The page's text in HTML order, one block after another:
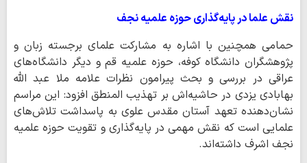
نقش علما در پایه‌گذاری حوزه علمیه نجف
حمامی همچنین با اشاره به مشارکت علمای برجسته زبان و
پژوهشگران دانشگاه کوفه، حوزه علمیه قم و دیگر دانشگاه‌های
عراقی در بررسی و بحث پیرامون نظرات علامه ملا عبد الله
بهابادی یزدی در حاشیه‌اش بر تهذیب المنطق افزود: این مراسم
نشان‌دهنده تعهد آستان مقدس علوی به پاسداشت تلاش‌های
علمایی است که نقش مهمی در پایه‌گذاری و تقویت حوزه علمیه
نجف اشرف داشته‌اند.